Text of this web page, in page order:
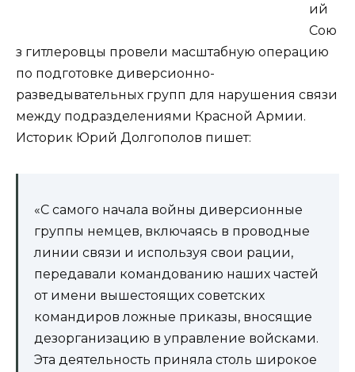
ий
Сою
з гитлеровцы провели масштабную операцию
по подготовке диверсионно-
разведывательных групп для нарушения связи
между подразделениями Красной Армии.
Историк Юрий Долгополов пишет:
«С самого начала войны диверсионные
группы немцев, включаясь в проводные
линии связи и используя свои рации,
передавали командованию наших частей
от имени вышестоящих советских
командиров ложные приказы, вносящие
дезорганизацию в управление войсками.
Эта деятельность приняла столь широкое